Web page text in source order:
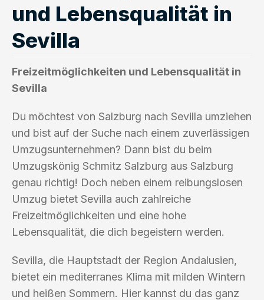
und Lebensqualität in
Sevilla
Freizeitmöglichkeiten und Lebensqualität in
Sevilla
Du möchtest von Salzburg nach Sevilla umziehen
und bist auf der Suche nach einem zuverlässigen
Umzugsunternehmen? Dann bist du beim
Umzugskönig Schmitz Salzburg aus Salzburg
genau richtig! Doch neben einem reibungslosen
Umzug bietet Sevilla auch zahlreiche
Freizeitmöglichkeiten und eine hohe
Lebensqualität, die dich begeistern werden.
Sevilla, die Hauptstadt der Region Andalusien,
bietet ein mediterranes Klima mit milden Wintern
und heißen Sommern. Hier kannst du das ganz